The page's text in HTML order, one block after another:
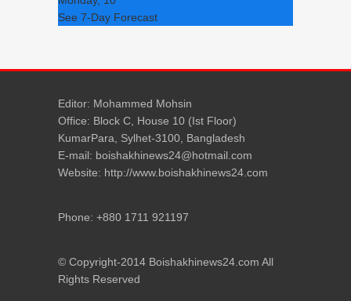
See 7-Day Forecast
Editor: Mohammed Mohsin
Office: Block C, House 10 (Ist Floor)
KumarPara, Sylhet-3100, Bangladesh
E-mail: boishakhinews24@hotmail.com
Website: http://www.boishakhinews24.com
Phone: +880 1711 921197
© Copyright-2014 Boishakhinews24.com All
Rights Reserved